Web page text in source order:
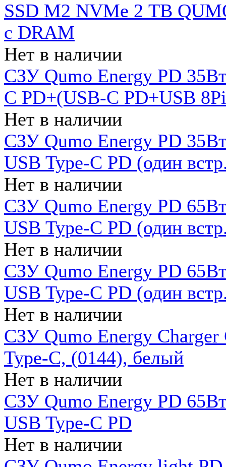
SSD M2 NVMe 2 ТB
c DRAM
Нет в наличии
СЗУ Qumo Energy PD
C PD+(USB-C PD+USB
Нет в наличии
СЗУ Qumo Energy PD
USB Type-C PD (один
Нет в наличии
СЗУ Qumo Energy PD
USB Type-C PD (один
Нет в наличии
СЗУ Qumo Energy PD
USB Type-C PD (один
Нет в наличии
СЗУ Qumo Energy
Type-C, (0144), белый
Нет в наличии
СЗУ Qumo Energy PD
USB Type-C PD
Нет в наличии